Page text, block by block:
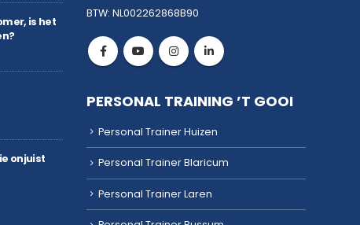
is het
onjuist
BTW: NL002262868B90
PERSONAL TRAINING ’T GOOI
Personal Trainer Huizen
Personal Trainer Blaricum
Personal Trainer Laren